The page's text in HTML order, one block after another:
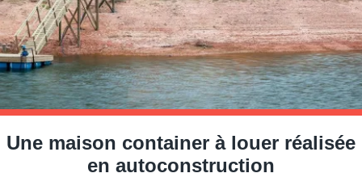
Maison Appartement Écologique
Maison Container/container House
Maison D'hôtes
Maison Et Appartement Vintage
On Décode La Déco
Petite Surface
Piscine Question De Style
Renovation
Revue De Week End
Tiny House
Une maison container à louer réalisée
en autoconstruction